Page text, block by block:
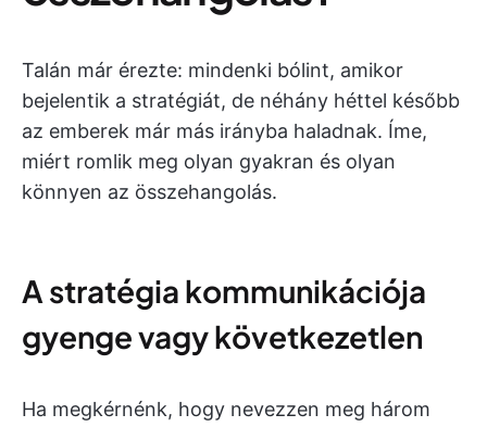
Talán már érezte: mindenki bólint, amikor
bejelentik a stratégiát, de néhány héttel később
az emberek már más irányba haladnak. Íme,
miért romlik meg olyan gyakran és olyan
könnyen az összehangolás.
A stratégia kommunikációja
gyenge vagy következetlen
Ha megkérnénk, hogy nevezzen meg három